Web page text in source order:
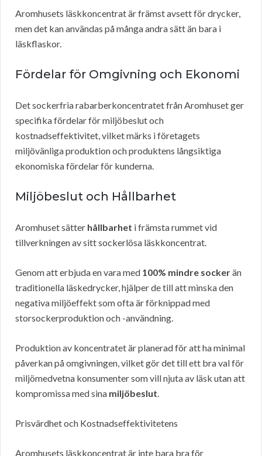
Aromhusets läskkoncentrat är främst avsett för drycker,
men det kan användas på många andra sätt än bara i
läskflaskor.
Fördelar för Omgivning och Ekonomi
Det sockerfria rabarberkoncentratet från Aromhuset ger
specifika fördelar för miljöbeslut och
kostnadseffektivitet, vilket märks i företagets
miljövänliga produktion och produktens långsiktiga
ekonomiska fördelar för kunderna.
Miljöbeslut och Hållbarhet
Aromhuset sätter hållbarhet i främsta rummet vid
tillverkningen av sitt sockerlösa läskkoncentrat.
Genom att erbjuda en vara med 100% mindre sockerän
traditionella läskedrycker, hjälper de till att minska den
negativa miljöeffekt som ofta är förknippad med
storsockerproduktion och -användning.
Produktion av koncentratet är planerad för att ha minimal
påverkan på omgivningen, vilket gör det till ett bra val för
miljömedvetna konsumenter som vill njuta av läsk utan att
kompromissa med sina miljöbeslut.
Prisvärdhet och Kostnadseffektivitetens
Aromhusets läskkoncentrat är inte bara bra för